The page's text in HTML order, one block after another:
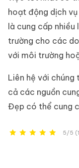
hoạt động dịch
là cung cấp nhiều
trường cho các
với môi trường
Liên hệ với
cả các nguồn
Đẹp có thể cung
5/5